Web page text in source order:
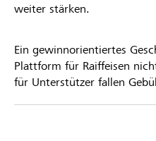
weiter stärken.
Ein gewinnorientiertes
Plattform für Raiffeisen
für Unterstützer fallen